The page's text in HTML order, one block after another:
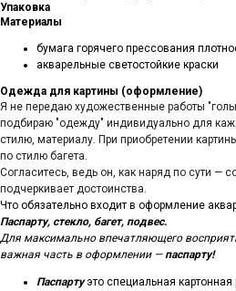
Упаковка
Материалы
бумага горячего прессования
акварельные светостойкие краски
Одежда для картины (оформление)
Я не передаю художественные работы
подбираю "одежду" индивидуально для
стилю, материалу. При приобретении
по стилю багета.
Согласитесь, ведь он, как наряд по сути —
подчеркивает достоинства.
Что обязательно входит в оформление
Паспарту, стекло, багет, подвес.
Для максимально впечатляющего
важная часть в оформлении —паспарту!
Паспартуэто специальная